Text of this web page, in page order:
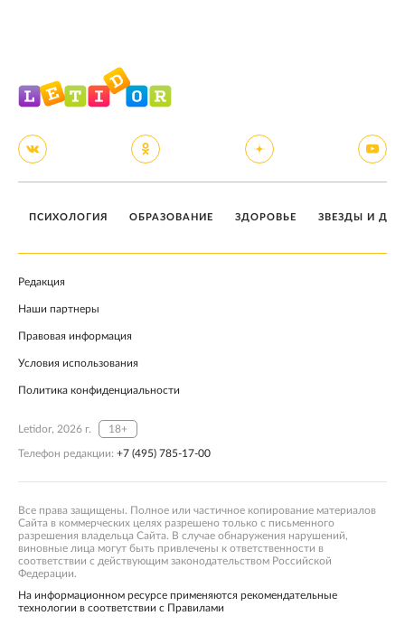
ПСИХОЛОГИЯ ОБРАЗОВАНИЕ ЗДОРОВЬЕ ЗВЕЗДЫ И
Редакция
Наши партнеры
Правовая информация
Условия использования
Политика конфиденциальности
Letidor, 2026 г. 18+
Телефон редакции: +7 (495) 785-17-00
Все права защищены. Полное или частичное копирование материалов
Сайта в коммерческих целях разрешено только с письменного
разрешения владельца Сайта. В случае обнаружения нарушений,
виновные лица могут быть привлечены к ответственности в
соответствии с действующим законодательством Российской
Федерации.
На информационном ресурсе применяются рекомендательные
технологии в соответствии с Правилами